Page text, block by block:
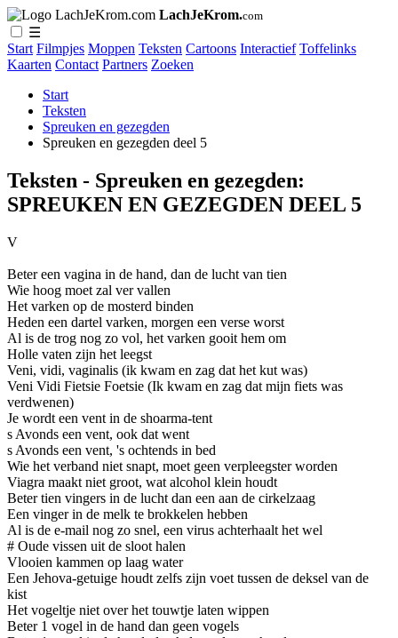
LachJeKrom.com
☰
Start Filmpjes Moppen Teksten Cartoons Interactief Toffelinks
Kaarten Contact Partners Zoeken
Start
Teksten
Spreuken en gezegden
Spreuken en gezegden deel 5
Teksten - Spreuken en gezegden:
SPREUKEN EN GEZEGDEN DEEL 5
V
Beter een vagina in de hand, dan de lucht van tien
Wie hoog moet zal ver vallen
Het varken op de mosterd binden
Heden een dartel varken, morgen een verse worst
Al is de trog nog zo vol, het varken gooit hem om
Holle vaten zijn het leegst
Veni, vidi, vaginalis (ik kwam en zag dat het kut was)
Veni Vidi Fietsie Foetsie (Ik kwam en zag dat mijn fiets was
verdwenen)
Je wordt een vent in de shoarma-tent
s Avonds een vent, ook dat went
s Avonds een vent, 's ochtends in bed
Wie het verband niet snapt, moet geen verpleegster worden
Viagra maakt niet groot, wat alcohol klein houdt
Beter tien vingers in de lucht dan een aan de cirkelzaag
Een vinger in de melk te brokkelen hebben
Al is de e-mail nog zo snel, een virus achterhaalt het wel
# Oude vissen uit de sloot halen
Vlooien kammen op laag water
Een Jehova-getuige houdt zelfs zijn voet tussen de deksel van de
kist
Het vogeltje niet over het touwtje laten wippen
Beter 1 vogel in de hand dan geen vogels